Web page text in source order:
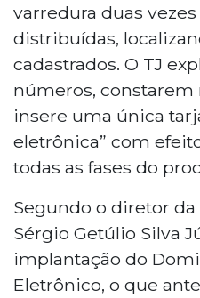
varredura duas
distribuídas,
cadastrados. O TJ
números, constarem
insere uma única
eletrônica” com
todas as fases do
Segundo o diretor
Sérgio Getúlio Silva
implantação do
Eletrônico, o que